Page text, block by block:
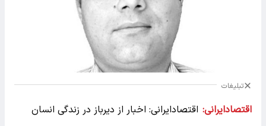
تبلیغات
اقتصادایرانی: اقتصادایرانی: اخبار از دیرباز در زندگی انسان